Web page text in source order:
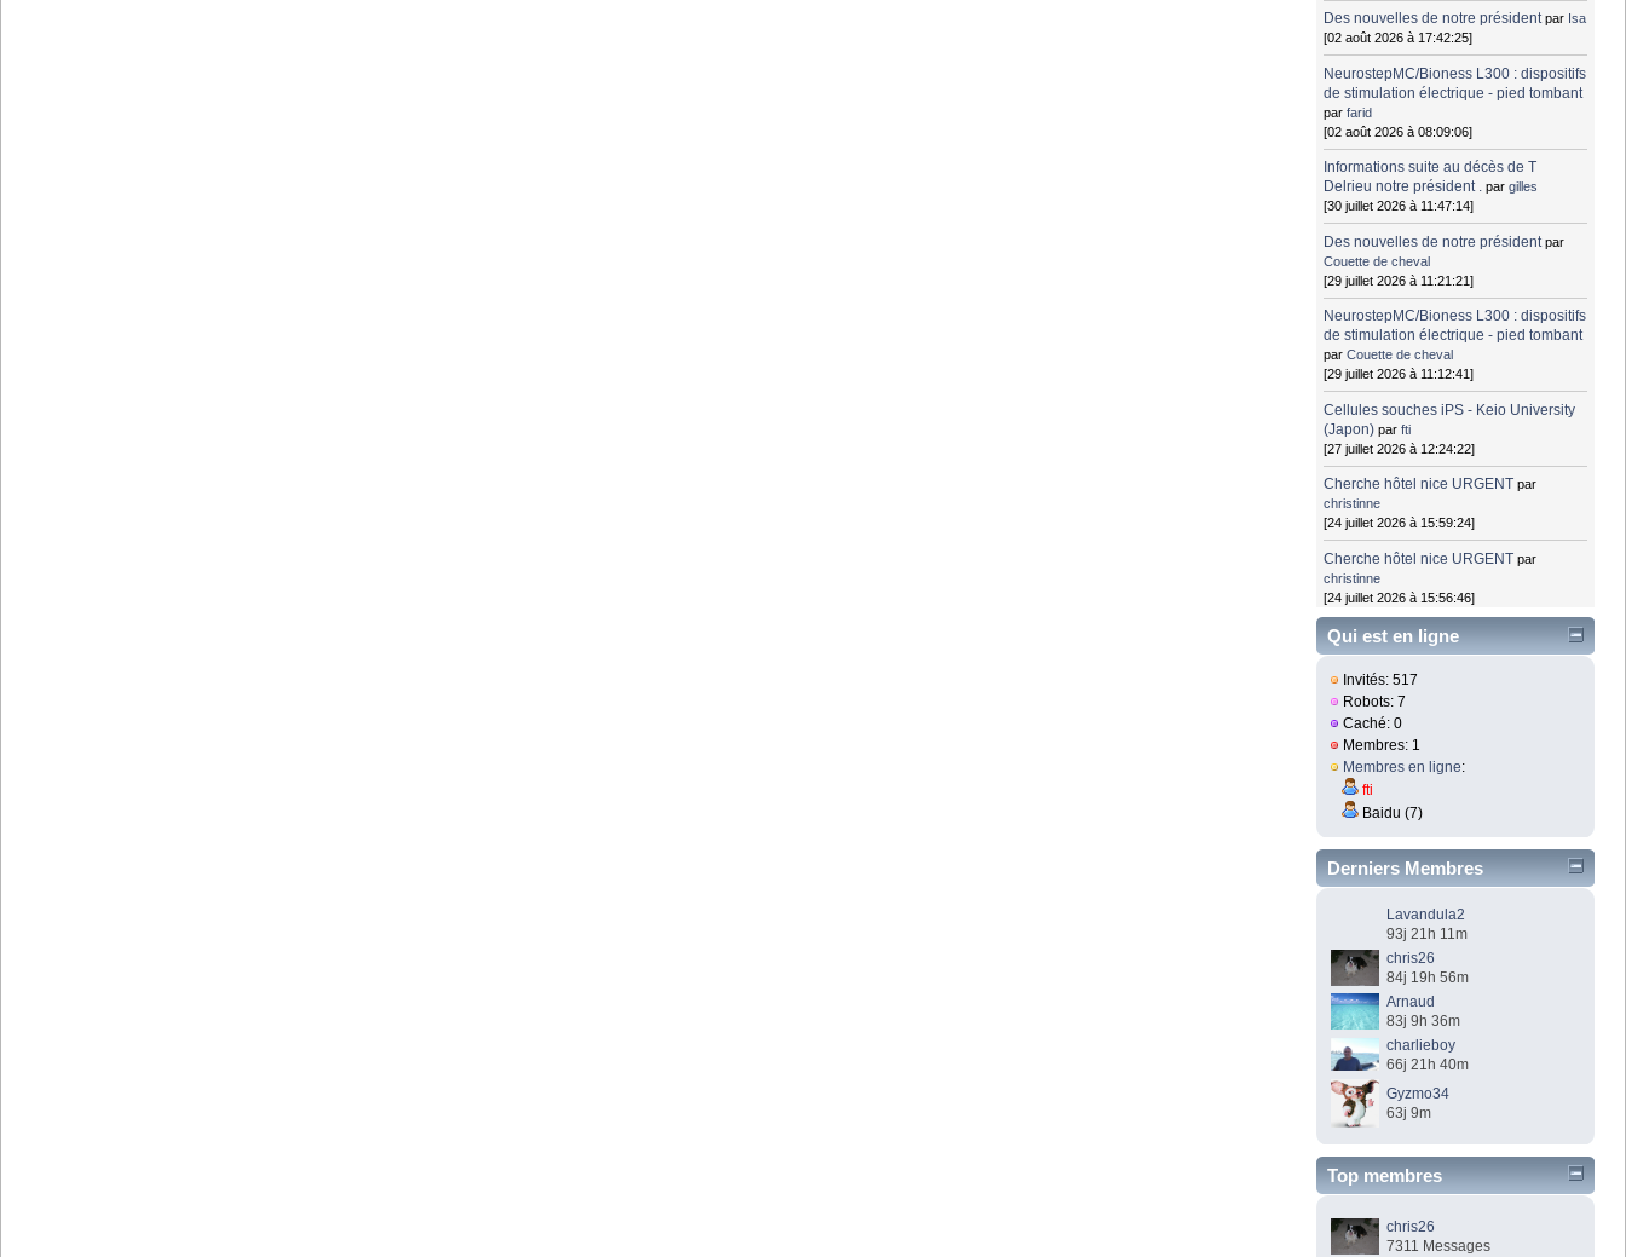
Des nouvelles de notre président par Isa
[02 août 2026 à 17:42:25]
NeurostepMC/Bioness L300 : dispositifs
de stimulation électrique - pied tombant
parfarid
[02 août 2026 à 08:09:06]
Informations suite au décès de T
Delrieu notre président . pargilles
[30 juillet 2026 à 11:47:14]
Des nouvelles de notre président par
Couette de cheval
[29 juillet 2026 à 11:21:21]
NeurostepMC/Bioness L300 : dispositifs
de stimulation électrique - pied tombant
parCouette de cheval
[29 juillet 2026 à 11:12:41]
Cellules souches iPS - Keio University
(Japon) parfti
[27 juillet 2026 à 12:24:22]
Cherche hôtel nice URGENT par
christinne
[24 juillet 2026 à 15:59:24]
Cherche hôtel nice URGENT par
christinne
[24 juillet 2026 à 15:56:46]
Qui est en ligne
Invités: 517
Robots: 7
Caché: 0
Membres: 1
Membres en ligne:
fti
Baidu (7)
Derniers Membres
Lavandula2
93j 21h 11m
chris26
84j 19h 56m
Arnaud
83j 9h 36m
charlieboy
66j 21h 40m
Gyzmo34
63j 9m
Top membres
chris26
7311 Messages